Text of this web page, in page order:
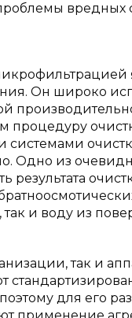
вредных
Он широко
процедуру
системами
Одно из
и воду из
так и
для его